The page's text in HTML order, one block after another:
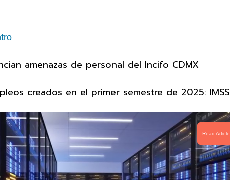
amenazas de personal del Incifo CDMX
creados en el primer semestre de 2025: IMSS
Read Article